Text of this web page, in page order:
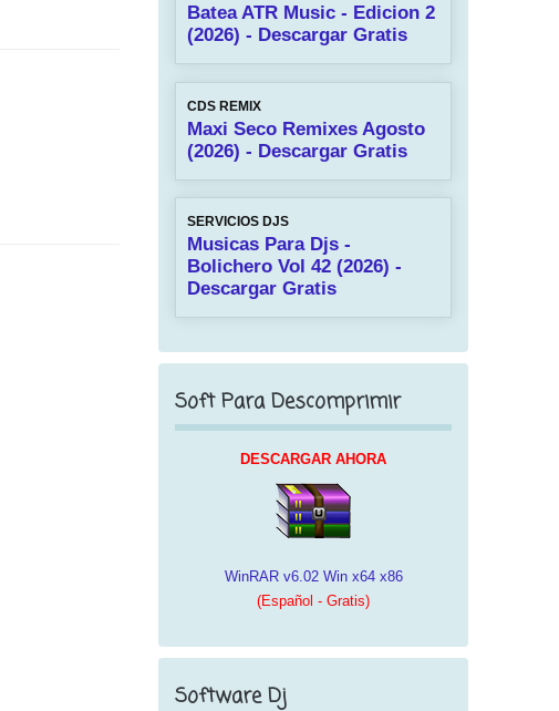
Batea ATR Music - Edicion 2
(2026) - Descargar Gratis
CDS REMIX
Maxi Seco Remixes Agosto
(2026) - Descargar Gratis
SERVICIOS DJS
Musicas Para Djs -
Bolichero Vol 42 (2026) -
Descargar Gratis
Soft Para Descomprimir
DESCARGAR AHORA
WinRAR v6.02 Win x64 x86
(Español - Gratis)
Software Dj